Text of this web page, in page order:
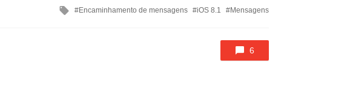
Tagged
Encaminhamento de mensagens iOS 8.1 Mensagens
6